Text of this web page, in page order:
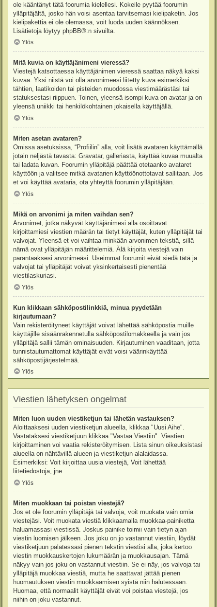
ole kääntänyt tätä foorumia kielellesi. Kokeile pyytää foorumin
ylläpitäjältä, josko hän voisi asentaa tarvitsemasi kielipaketin. Jos
kielipakettia ei ole olemassa, voit luoda uuden käännöksen.
Lisätietoja löytyy phpBB®:n sivuilta.
Ylös
Mitä kuvia on käyttäjänimeni vieressä?
Viestejä katsottaessa käyttäjänimen vieressä saattaa näkyä kaksi
kuvaa. Yksi niistä voi olla arvonimeesi liitetty kuva esimerkiksi
tähtien, laatikoiden tai pisteiden muodossa viestimäärästäsi tai
statuksestasi riippuen. Toinen, yleensä isompi kuva on avatar ja on
yleensä uniikki tai henkilökohtainen jokaisella käyttäjällä.
Ylös
Miten asetan avataren?
Omissa asetuksissa, “Profiilin” alla, voit lisätä avataren käyttämällä
jotain neljästä tavasta: Gravatar, galleriasta, käyttää kuvaa muualta
tai ladata kuvan. Foorumin ylläpitäjä päättää otetaanko avataret
käyttöön ja valitsee mitkä avatarien käyttöönottotavat sallitaan. Jos
et voi käyttää avataria, ota yhteyttä foorumin ylläpitäjään.
Ylös
Mikä on arvonimi ja miten vaihdan sen?
Arvonimet, jotka näkyvät käyttäjänimesi alla osoittavat
kirjoittamiesi viestien määrän tai tietyt käyttäjät, kuten ylläpitäjät tai
valvojat. Yleensä et voi vaihtaa minkään arvonimen tekstiä, sillä
nämä ovat ylläpitäjän määrittelemiä. Älä kirjoita viestejä vain
parantaaksesi arvonimeäsi. Useimmat foorumit eivät siedä tätä ja
valvojat tai ylläpitäjät voivat yksinkertaisesti pienentää
viestilaskuriasi.
Ylös
Kun klikkaan sähköpostilinkkiä, minua pyydetään
kirjautumaan?
Vain rekisteröityneet käyttäjät voivat lähettää sähköpostia muille
käyttäjille sisäänrakennetulla sähköpostilomakkeella ja vain jos
ylläpitäjä sallii tämän ominaisuuden. Kirjautuminen vaaditaan, jotta
tunnistautumattomat käyttäjät eivät voisi väärinkäyttää
sähköpostijärjestelmää.
Ylös
Viestien lähetyksen ongelmat
Miten luon uuden viestiketjun tai lähetän vastauksen?
Aloittaaksesi uuden viestiketjun alueella, klikkaa "Uusi Aihe".
Vastataksesi viestiketjuun klikkaa "Vastaa Viestiin". Viestien
kirjoittaminen voi vaatia rekisteröitymisen. Lista sinun oikeuksistasi
alueella on nähtävillä alueen ja viestiketjun alalaidassa.
Esimerkiksi: Voit kirjoittaa uusia viestejä, Voit lähettää
liitetiedostoja, jne.
Ylös
Miten muokkaan tai poistan viestejä?
Jos et ole foorumin ylläpitäjä tai valvoja, voit muokata vain omia
viestejäsi. Voit muokata viestiä klikkaamalla muokkaa-painiketta
haluamassasi viestissä. Joskus painike toimii vain tietyn ajan
viestin luomisen jälkeen. Jos joku on jo vastannut viestiin, löydät
viestiketjuun palatessasi pienen tekstin viestisi alla, joka kertoo
viestin muokkauskertojen lukumäärän ja muokkausajan. Tämä
näkyy vain jos joku on vastannut viestiin. Se ei näy, jos valvoja tai
ylläpitäjä muokkaa viestiä, mutta he saattavat jättää pienen
huomautuksen viestin muokkaamisen syistä niin halutessaan.
Huomaa, että normaalit käyttäjät eivät voi poistaa viestejä, jos
niihin on joku vastannut.